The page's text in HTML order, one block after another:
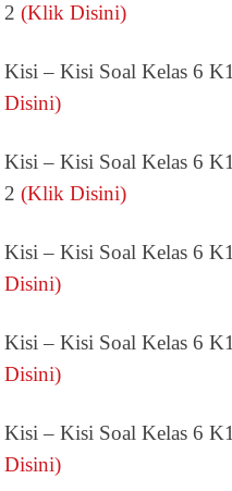
2(Klik Disini)
Kisi – Kisi Soal Kelas 6
Disini)
Kisi – Kisi Soal Kelas 6
2(Klik Disini)
Kisi – Kisi Soal Kelas 6
Disini)
Kisi – Kisi Soal Kelas 6
Disini)
Kisi – Kisi Soal Kelas 6
Disini)